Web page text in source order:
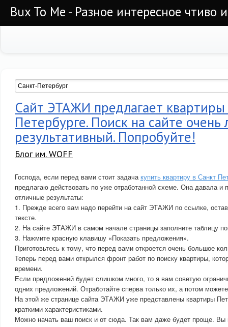
Bux To Me - Разное интересное чтиво
Сайт ЭТАЖИ предлагает
Петербурге. Поиск на сайте очень
результативный. Попробуйте!
Блог им. WOFF
Господа, если перед вами стоит задачакупить квартиру в Санкт
предлагаю действовать по уже отработанной схеме. Она давала и
отличные результаты:
1. Прежде всего вам надо перейти на сайт ЭТАЖИ по ссылке,
тексте.
2. На сайте ЭТАЖИ в самом начале страницы заполните таблицу
3. Нажмите красную клавишу «Показать предложения».
Приготовьтесь к тому, что перед вами откроется очень большое
Теперь перед вами открылся фронт работ по поиску квартиры,
времени.
Если предложений будет слишком много, то я вам советую
одних предложений. Отработайте сперва только их, а потом
На этой же странице сайта ЭТАЖИ уже представлены квартиры
краткими характеристиками.
Можно начать ваш поиск и от сюда. Так вам даже будет проще. Вы